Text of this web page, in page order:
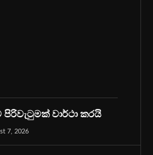
පිරිවැටුමක් වාර්ථා කරයි
7, 2026